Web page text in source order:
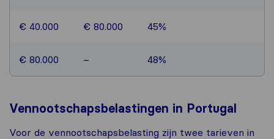
€ 40.000 € 80.000 45%
€ 80.000 – 48%
Vennootschapsbelastingen in Portugal
Voor de vennootschapsbelasting zijn twee tarieven in